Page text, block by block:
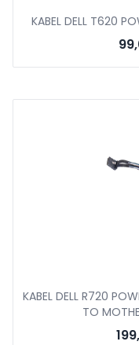
KABEL DELL T620
KABEL DELL R720
TO